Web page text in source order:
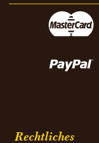
Rechtliches